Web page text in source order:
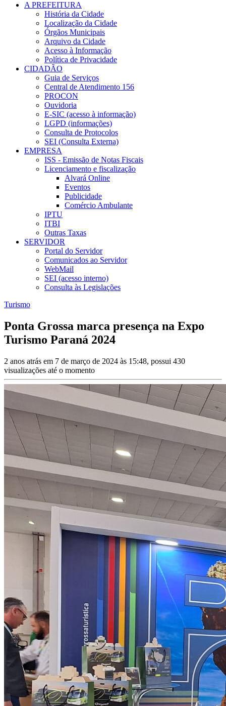
A PREFEITURA
História da Cidade
Localização da Cidade
Órgãos Municipais
Arquivo da Cidade
Acesso à Informação
Política de Privacidade
CIDADÃO
Guia de Serviços
Central de Atendimento 156
PROCON
Ouvidoria
E-SIC (acesso à informação)
LGPD (informações)
Consulta de Protocolos
SEI (Consulta Externa)
EMPRESA
ISS - Emissão de Notas Fiscais
Licenciamento e fiscalização
Alvará Online
Eventos
Publicidade
Comércio Ambulante
IPTU
ITBI
Outras Taxas
SERVIDOR
Portal do Servidor
Comunicados ao Servidor
WebMail
SEI (acesso interno)
Consulta às Legislações
Turismo
Ponta Grossa marca presença na Expo
Turismo Paraná 2024
2 anos atrás em 7 de março de 2024 às 15:48, possui 430
visualizações até o momento